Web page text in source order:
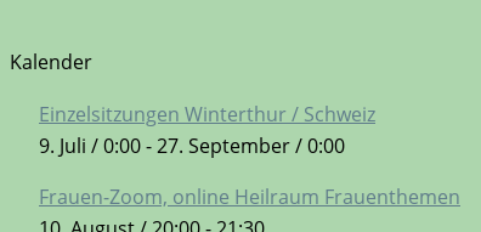
Kalender
Einzelsitzungen Winterthur / Schweiz
9. Juli / 0:00-27. September / 0:00
Frauen-Zoom, online Heilraum Frauenthemen